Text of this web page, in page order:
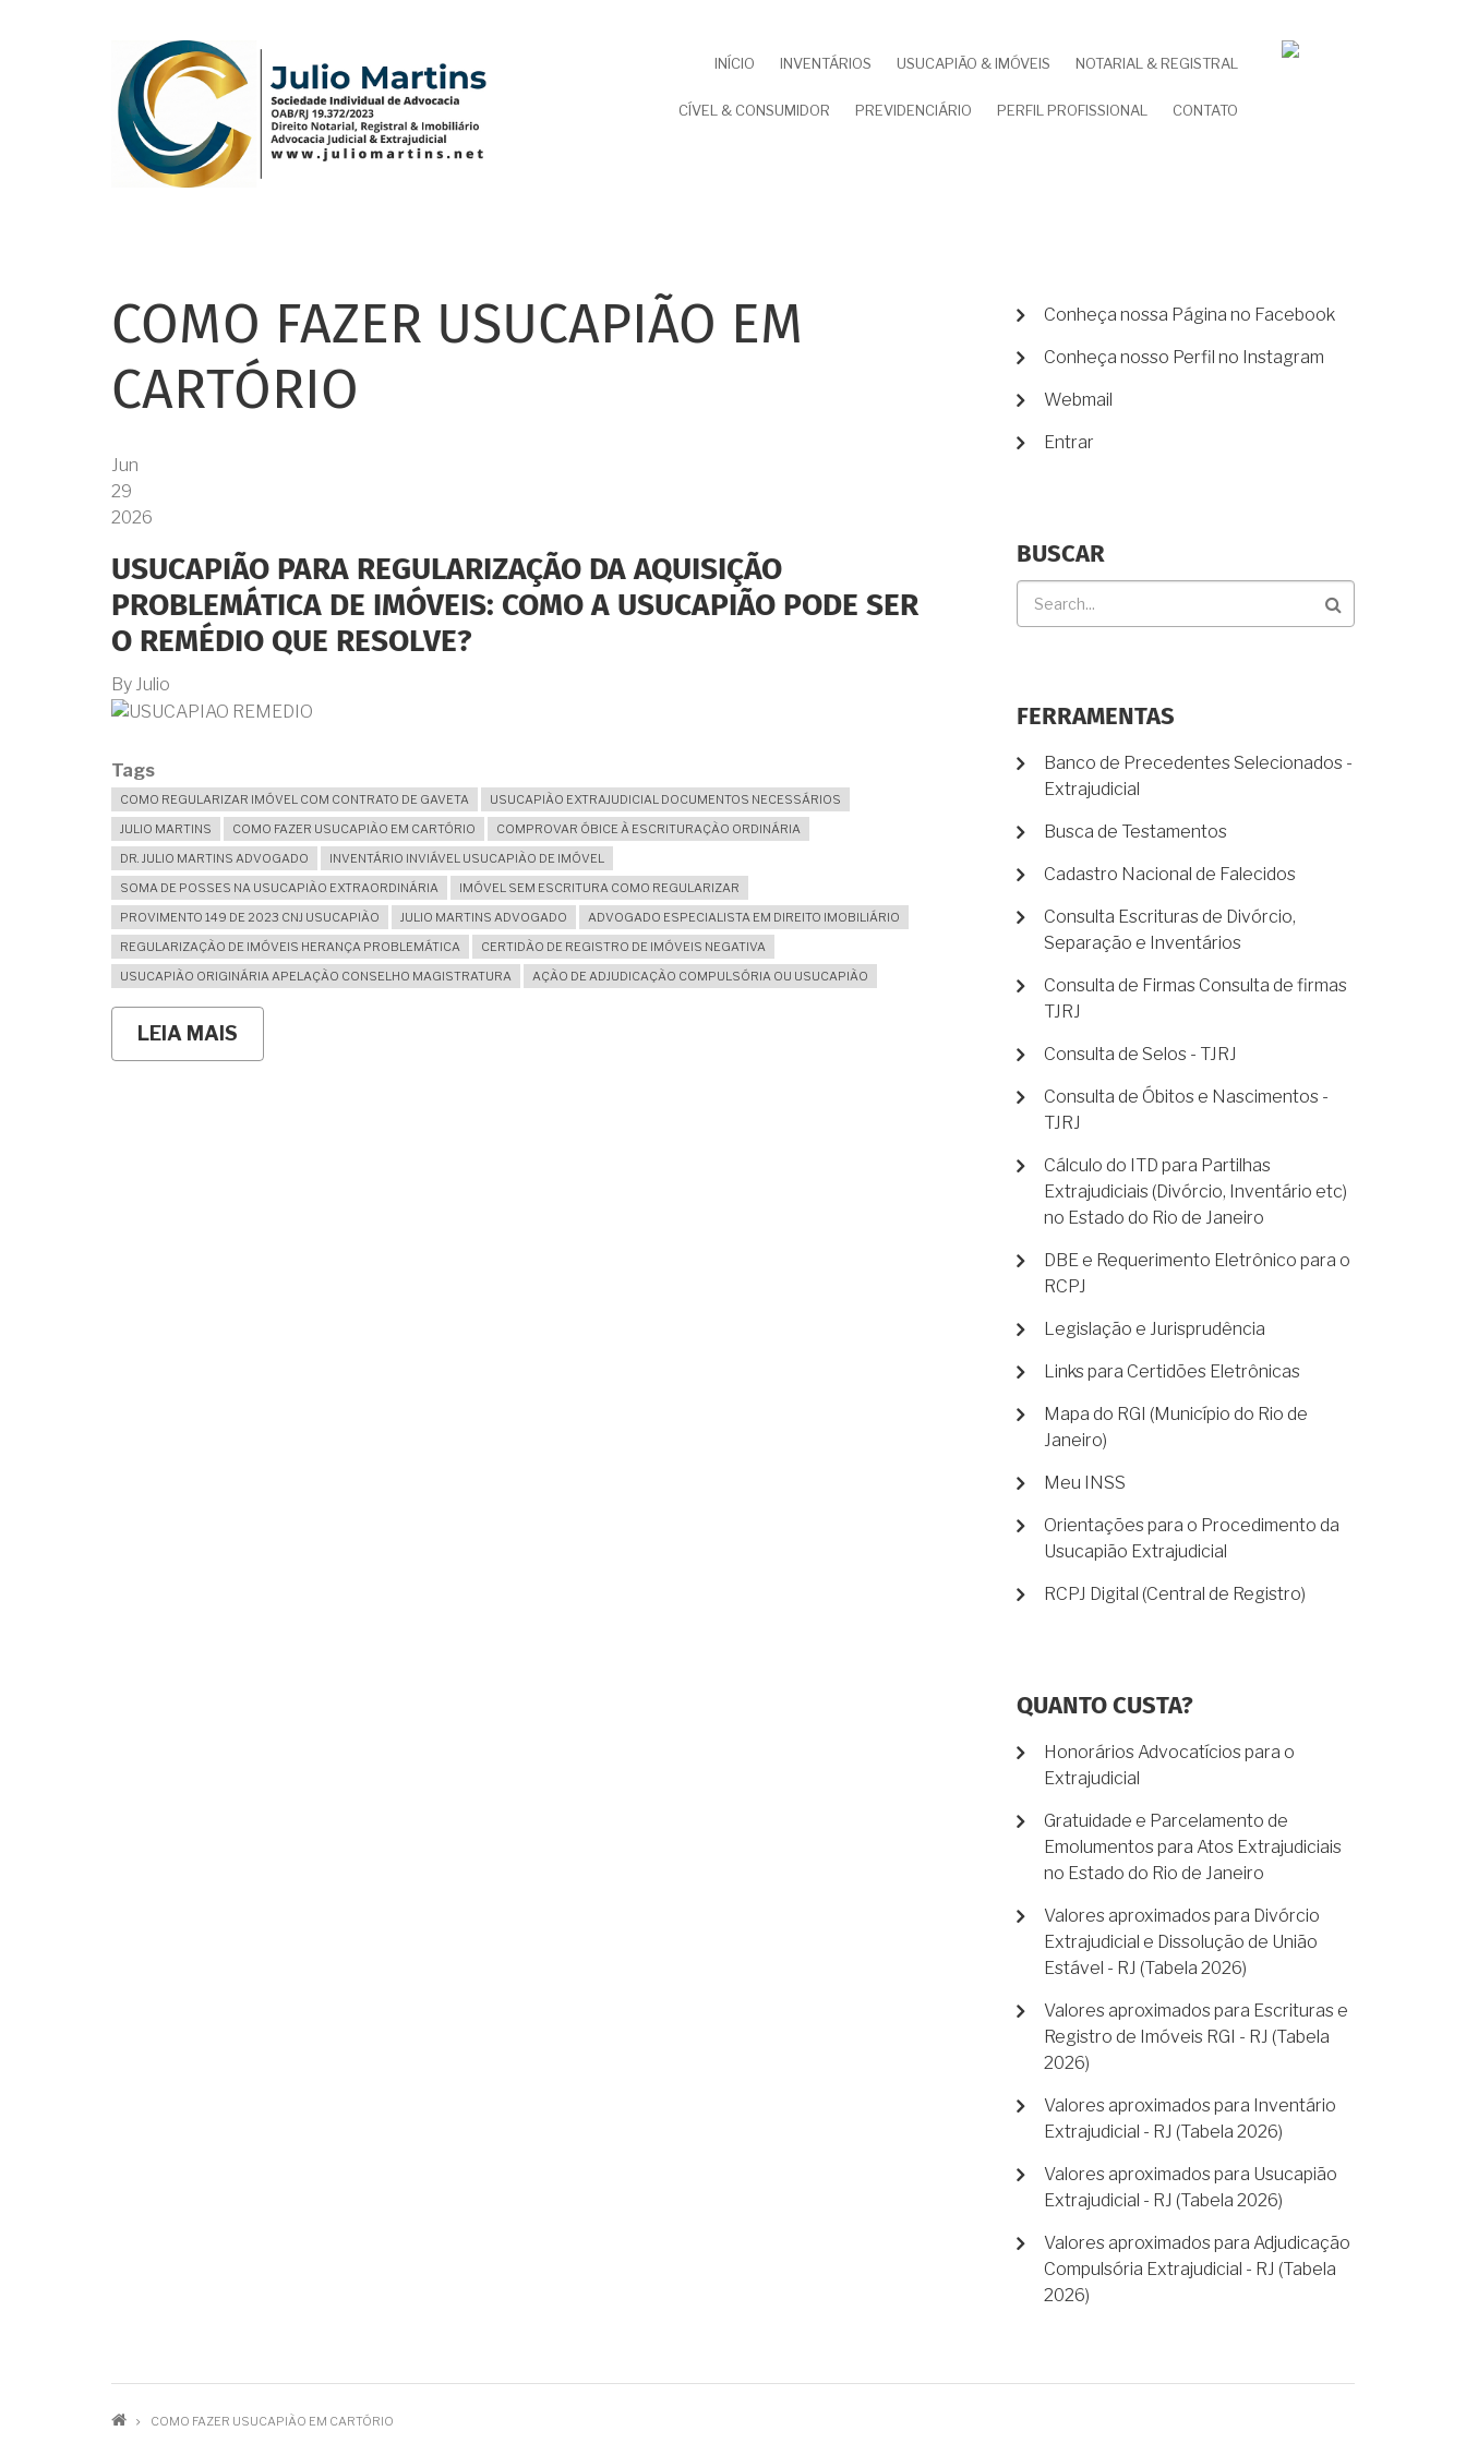
INÍCIO INVENTÁRIOS USUCAPIÃO & IMÓVEIS NOTARIAL & REGISTRAL
CÍVEL & CONSUMIDOR PREVIDENCIÁRIO PERFIL PROFISSIONAL CONTATO
COMO FAZER USUCAPIÃO EM
CARTÓRIO
Jun
29
2026
USUCAPIÃO PARA REGULARIZAÇÃO DA AQUISIÇÃO
PROBLEMÁTICA DE IMÓVEIS: COMO A USUCAPIÃO PODE SER
O REMÉDIO QUE RESOLVE?
By Julio
Tags
COMO REGULARIZAR IMÓVEL COM CONTRATO DE GAVETA
USUCAPIÃO EXTRAJUDICIAL DOCUMENTOS NECESSÁRIOS
JULIO MARTINS
COMO FAZER USUCAPIÃO EM CARTÓRIO
COMPROVAR ÓBICE À ESCRITURAÇÃO ORDINÁRIA
DR. JULIO MARTINS ADVOGADO
INVENTÁRIO INVIÁVEL USUCAPIÃO DE IMÓVEL
SOMA DE POSSES NA USUCAPIÃO EXTRAORDINÁRIA
IMÓVEL SEM ESCRITURA COMO REGULARIZAR
PROVIMENTO 149 DE 2023 CNJ USUCAPIÃO
JULIO MARTINS ADVOGADO
ADVOGADO ESPECIALISTA EM DIREITO IMOBILIÁRIO
REGULARIZAÇÃO DE IMÓVEIS HERANÇA PROBLEMÁTICA
CERTIDÃO DE REGISTRO DE IMÓVEIS NEGATIVA
USUCAPIÃO ORIGINÁRIA APELAÇÃO CONSELHO MAGISTRATURA
AÇÃO DE ADJUDICAÇÃO COMPULSÓRIA OU USUCAPIÃO
LEIA MAIS
USUCAPIÃO
MENU
CONTA
DE
Conheça nossa Página no Facebook
Conheça nosso Perfil no Instagram
Webmail
Entrar
BUSCAR
FERRAMENTAS
Banco de Precedentes Selecionados -
Extrajudicial
Busca de Testamentos
Cadastro Nacional de Falecidos
Consulta Escrituras de Divórcio,
Separação e Inventários
Consulta de Firmas Consulta de firmas
TJRJ
Consulta de Selos - TJRJ
Consulta de Óbitos e Nascimentos -
TJRJ
Cálculo do ITD para Partilhas
Extrajudiciais (Divórcio, Inventário etc)
no Estado do Rio de Janeiro
DBE e Requerimento Eletrônico para o
RCPJ
Legislação e Jurisprudência
Links para Certidões Eletrônicas
Mapa do RGI (Município do Rio de
Janeiro)
Meu INSS
Orientações para o Procedimento da
Usucapião Extrajudicial
RCPJ Digital (Central de Registro)
QUANTO CUSTA?
Honorários Advocatícios para o
Extrajudicial
Gratuidade e Parcelamento de
Emolumentos para Atos Extrajudiciais
no Estado do Rio de Janeiro
Valores aproximados para Divórcio
Extrajudicial e Dissolução de União
Estável - RJ (Tabela 2026)
Valores aproximados para Escrituras e
Registro de Imóveis RGI - RJ (Tabela
2026)
Valores aproximados para Inventário
Extrajudicial - RJ (Tabela 2026)
Valores aproximados para Usucapião
Extrajudicial - RJ (Tabela 2026)
Valores aproximados para Adjudicação
Compulsória Extrajudicial - RJ (Tabela
2026)
TRILHA
COMO FAZER USUCAPIÃO EM CARTÓRIO